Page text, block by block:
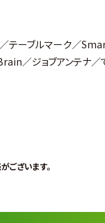
テーブルマーク／
／ジョブアンテナ／
ございます。